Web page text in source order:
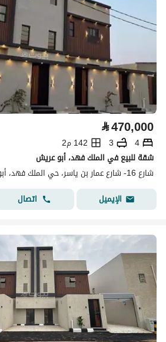
⃁470,000
4
3
142 م2
شقة للبيع في الملك فهد، أبو عريش
شارع 16- شارع عمار بن ياسر، حي الملك فهد، أبو عريش
الإيميل
اتصال